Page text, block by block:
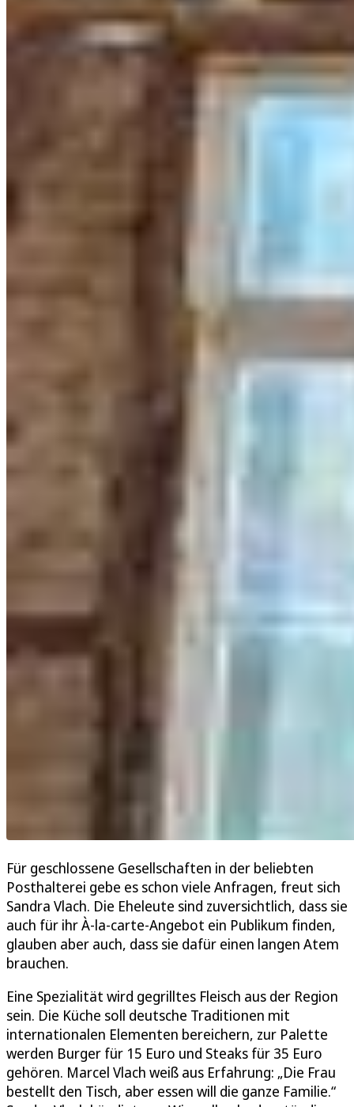
Für geschlossene Gesellschaften in der beliebten
Posthalterei gebe es schon viele Anfragen, freut sich
Sandra Vlach. Die Eheleute sind zuversichtlich, dass sie
auch für ihr À-la-carte-Angebot ein Publikum finden,
glauben aber auch, dass sie dafür einen langen Atem
brauchen.
Eine Spezialität wird gegrilltes Fleisch aus der Region
sein. Die Küche soll deutsche Traditionen mit
internationalen Elementen bereichern, zur Palette
werden Burger für 15 Euro und Steaks für 35 Euro
gehören. Marcel Vlach weiß aus Erfahrung: „Die Frau
bestellt den Tisch, aber essen will die ganze Familie.“